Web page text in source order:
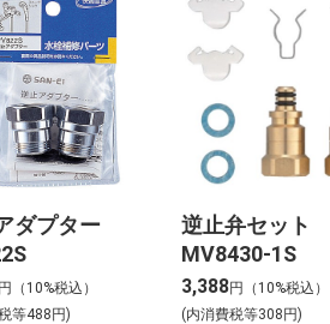
ダプター
（10%税込）
等488円)
逆止弁セット
MV8430-1S
3,388円（10%税込）
(内消費税等308円)